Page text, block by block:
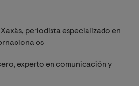
Xaxàs, periodista especializado en
experto en comunicación y